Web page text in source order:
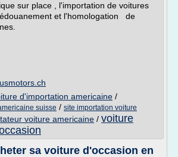
sur place , l'importation de voitures
et l'homologation de
d'importation americaine /
suisse / site importation voiture
voiture americaine / voiture
sa voiture d'occasion en